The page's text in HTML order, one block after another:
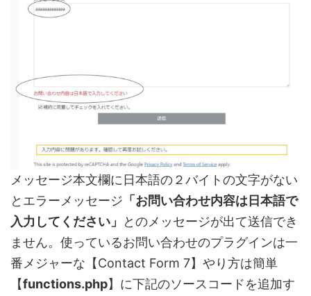
メッセージ本文欄に日本語の２バイトの文字がない
とエラーメッセージ 「お問い合わせ内容は日本語で
入力してください」
とのメッセージが出て送信でき
ません。使っているお問い合わせのプラグインは一
番メジャーな【Contact Form 7】やり方は簡単
【functions.php】に下記のソースコードを追加す